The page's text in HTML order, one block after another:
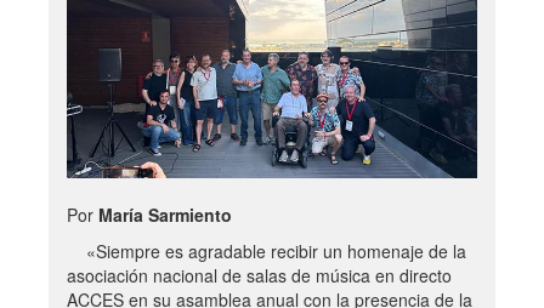
Por María Sarmiento
«Siempre es agradable recibir un homenaje de la
asociación nacional de salas de música en directo
ACCES en su asamblea anual con la presencia de la